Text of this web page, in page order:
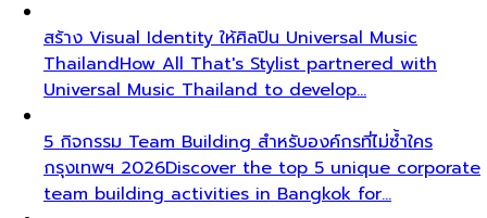
สร้าง Visual Identity ให้ศิลปิน Universal Music
ThailandHow All That's Stylist partnered with
Universal Music Thailand to develop…
5 กิจกรรม Team Building สำหรับองค์กรที่ไม่ซ้ำใคร
กรุงเทพฯ 2026Discover the top 5 unique corporate
team building activities in Bangkok for…